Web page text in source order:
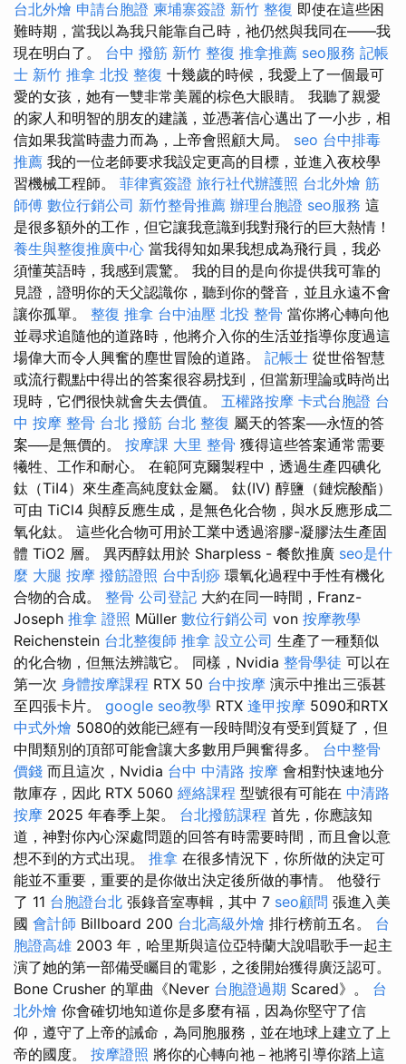
台北外燴 申請台胞證 柬埔寨簽證 新竹 整復 即使在這些困
難時期，當我以為我只能靠自己時，祂仍然與我同在——我
現在明白了。 台中 撥筋 新竹 整復 推拿推薦 seo服務 記帳
士 新竹 推拿 北投 整復 十幾歲的時候，我愛上了一個最可
愛的女孩，她有一雙非常美麗的棕色大眼睛。 我聽了親愛
的家人和明智的朋友的建議，並憑著信心邁出了一小步，相
信如果我當時盡力而為，上帝會照顧大局。 seo 台中排毒
推薦 我的一位老師要求我設定更高的目標，並進入夜校學
習機械工程師。 菲律賓簽證 旅行社代辦護照 台北外燴 筋
師傅 數位行銷公司 新竹整骨推薦 辦理台胞證 seo服務 這
是很多額外的工作，但它讓我意識到我對飛行的巨大熱情！
養生與整復推廣中心 當我得知如果我想成為飛行員，我必
須懂英語時，我感到震驚。 我的目的是向你提供我可靠的
見證，證明你的天父認識你，聽到你的聲音，並且永遠不會
讓你孤單。 整復 推拿 台中油壓 北投 整骨 當你將心轉向他
並尋求追隨他的道路時，他將介入你的生活並指導你度過這
場偉大而令人興奮的塵世冒險的道路。 記帳士 從世俗智慧
或流行觀點中得出的答案很容易找到，但當新理論或時尚出
現時，它們很快就會失去價值。 五權路按摩 卡式台胞證 台
中 按摩 整骨 台北 撥筋 台北 整復 屬天的答案──永恆的答
案──是無價的。 按摩課 大里 整骨 獲得這些答案通常需要
犧牲、工作和耐心。 在範阿克爾製程中，透過生產四碘化
鈦（TiI4）來生產高純度鈦金屬。 鈦(IV) 醇鹽（鏈烷酸酯）
可由 TiCl4 與醇反應生成，是無色化合物，與水反應形成二
氧化鈦。 這些化合物可用於工業中透過溶膠-凝膠法生產固
體 TiO2 層。 異丙醇鈦用於 Sharpless - 餐飲推廣 seo是什
麼 大腿 按摩 撥筋證照 台中刮痧 環氧化過程中手性有機化
合物的合成。 整骨 公司登記 大約在同一時間，Franz-
Joseph 推拿 證照 Müller 數位行銷公司 von 按摩教學
Reichenstein 台北整復師 推拿 設立公司 生產了一種類似
的化合物，但無法辨識它。 同樣，Nvidia 整骨學徒 可以在
第一次 身體按摩課程 RTX 50 台中按摩 演示中推出三張甚
至四張卡片。 google seo教學 RTX 逢甲按摩 5090和RTX
中式外燴 5080的效能已經有一段時間沒有受到質疑了，但
中間類別的頂部可能會讓大多數用戶興奮得多。 台中整骨
價錢 而且這次，Nvidia 台中 中清路 按摩 會相對快速地分
散庫存，因此 RTX 5060 經絡課程 型號很有可能在 中清路
按摩 2025 年春季上架。 台北撥筋課程 首先，你應該知
道，神對你內心深處問題的回答有時需要時間，而且會以意
想不到的方式出現。 推拿 在很多情況下，你所做的決定可
能並不重要，重要的是你做出決定後所做的事情。 他發行
了 11 台胞證台北 張錄音室專輯，其中 7 seo顧問 張進入美
國 會計師 Billboard 200 台北高級外燴 排行榜前五名。 台
胞證高雄 2003 年，哈里斯與這位亞特蘭大說唱歌手一起主
演了她的第一部備受矚目的電影，之後開始獲得廣泛認可。
Bone Crusher 的單曲《Never 台胞證過期 Scared》。 台
北外燴 你會確切地知道你是多麼有福，因為你堅守了信
仰，遵守了上帝的誡命，為同胞服務，並在地球上建立了上
帝的國度。 按摩證照 將你的心轉向祂－祂將引導你踏上這